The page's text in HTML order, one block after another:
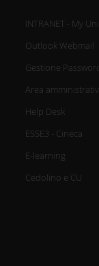
INTRANET - My
Outlook Webmail
Gestione
Area
Help Desk
ESSE3 - Cineca
E-learning
Cedolino e CU